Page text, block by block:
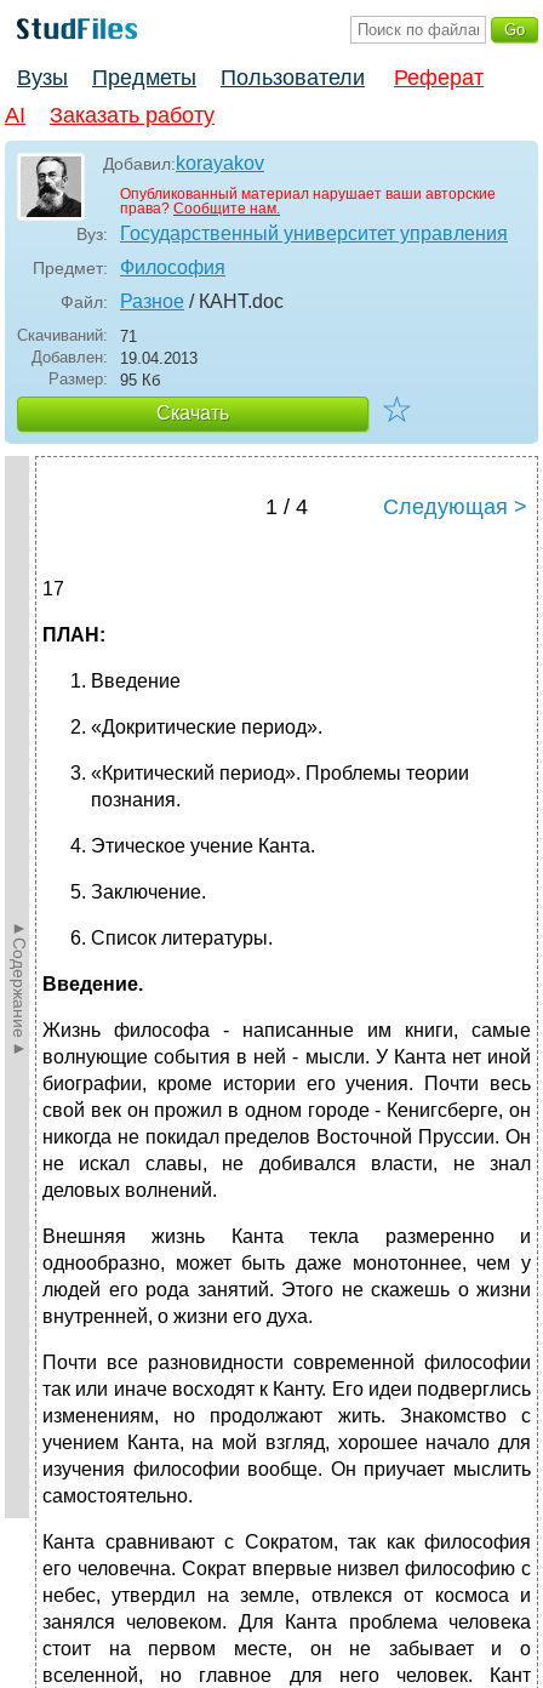
Вузы Предметы Пользователи
Реферат
AI
Заказать работу
Добавил:korayakov
Опубликованный материал нарушает ваши авторские
права? Сообщите нам.
Вуз: Государственный университет управления
Предмет: Философия
Файл: Разное / КАНТ.doc
Скачиваний:
71
Добавлен:
19.04.2013
Размер:
95 Кб
Скачать ☆
►Содержание►
1 / 4 Следующая >
17
ПЛАН:
Введение
«Докритические период».
«Критический период». Проблемы теории
познания.
Этическое учение Канта.
Заключение.
Список литературы.
Введение.
Жизнь философа - написанные им книги, самые
волнующие события в ней - мысли. У Канта нет иной
биографии, кроме истории его учения. Почти весь
свой век он прожил в одном городе - Кенигсберге, он
никогда не покидал пределов Восточной Пруссии. Он
не искал славы, не добивался власти, не знал
деловых волнений.
Внешняя жизнь Канта текла размеренно и
однообразно, может быть даже монотоннее, чем у
людей его рода занятий. Этого не скажешь о жизни
внутренней, о жизни его духа.
Почти все разновидности современной философии
так или иначе восходят к Канту. Его идеи подверглись
изменениям, но продолжают жить. Знакомство с
учением Канта, на мой взгляд, хорошее начало для
изучения философии вообще. Он приучает мыслить
самостоятельно.
Канта сравнивают с Сократом, так как философия
его человечна. Сократ впервые низвел философию с
небес, утвердил на земле, отвлекся от космоса и
занялся человеком. Для Канта проблема человека
стоит на первом месте, он не забывает и о
вселенной, но главное для него человек. Кант